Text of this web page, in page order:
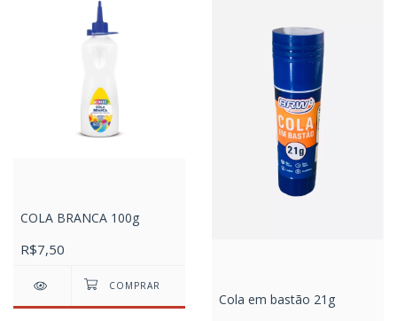
COLA BRANCA 100g
R$7,50
Cola em bastão 21g